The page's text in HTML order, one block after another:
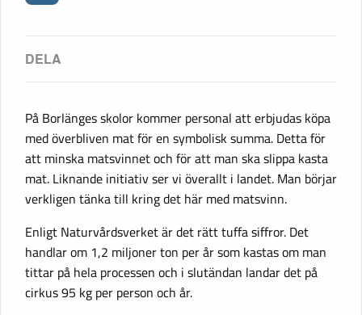
På Borlänges skolor kommer personal att erbjudas köpa
med överbliven mat för en symbolisk summa. Detta för
att minska matsvinnet och för att man ska slippa kasta
mat. Liknande initiativ ser vi överallt i landet. Man börjar
verkligen tänka till kring det här med matsvinn.
Enligt Naturvårdsverket är det rätt tuffa siffror. Det
handlar om 1,2 miljoner ton per år som kastas om man
tittar på hela processen och i slutändan landar det på
cirkus 95 kg per person och år.